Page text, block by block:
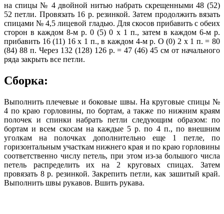
на спицы № 4 двойной нитью набрать скрещенными 48 (52)
52 петли. Провязать 16 р. резинкой. Затем продолжить вязать
спицами № 4,5 лицевой гладью. Для скосов прибавить с обеих
сторон в каждом 8-м р. 0 (5) 0 х 1 п., затем в каждом 6-м р.
прибавить 16 (11) 16 х 1 п., в каждом 4-м р. О (0) 2 х 1 п. = 80
(84) 88 п. Через 132 (128) 126 р. = 47 (46) 45 см от начального
ряда закрыть все петли.
Сборка:
Выполнить плечевые и боковые швы. На круговые спицы №
4 по краю горловины, по бортам, а также по нижним краям
полочек и спинки набрать петли следующим образом: по
бортам и всем скосам на каждые 5 р. по 4 п., по внешним
уголкам на полочках дополнительно еще 1 петле, по
горизонтальным участкам нижнего края и по краю горловины
соответственно числу петель, при этом из-за большого числа
петель распределить их на 2 круговых спицах. Затем
провязать 8 р. резинкой. Закрепить петли, как зашитый край.
Выполнить швы рукавов. Вшить рукава.